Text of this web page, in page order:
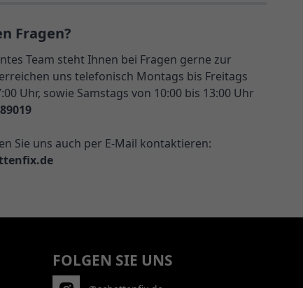
Fragen?
Team steht Ihnen bei Fragen gerne zur
uns telefonisch Montags bis Freitags
Uhr, sowie Samstags von 10:00 bis 13:00 Uhr
Sie uns auch per E-Mail kontaktieren:
FOLGEN SIE UNS